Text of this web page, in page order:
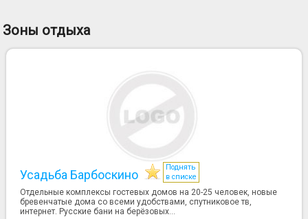
Зоны отдыха
Усадьба Барбоскино
Поднять
в списке
Отдельные комплексы гостевых домов на 20-25 человек, новые
бревенчатые дома со всеми удобствами, спутниковое тв,
интернет. Русские бани на берёзовых...